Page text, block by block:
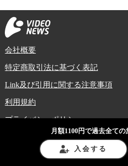
会社概要
特定商取引法に基づく表記
Link及び引用に関する注意事項
利用規約
プライバシーポリシー
Copyright (C) Video News Network. All rights
ビデオニュースに記載している記事、写真及
際条約などで保護されています。著作権者の
とは禁じられています。
月額1100円で過去全ての
入会する